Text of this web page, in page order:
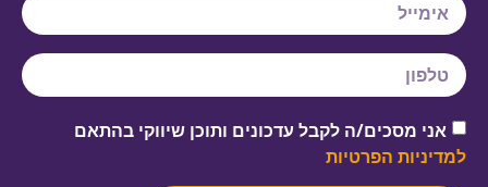
אני מסכים/ה לקבל עדכונים ותוכן שיווקי בהתאם
למדיניות הפרטיות